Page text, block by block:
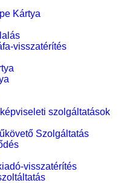
Kártya
visszatérítés
szolgáltatások
Szolgáltatás
visszatérítés